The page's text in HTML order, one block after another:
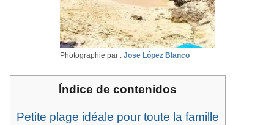
Photographie par : Jose López Blanco
Índice de contenidos
Petite plage idéale pour toute la famille